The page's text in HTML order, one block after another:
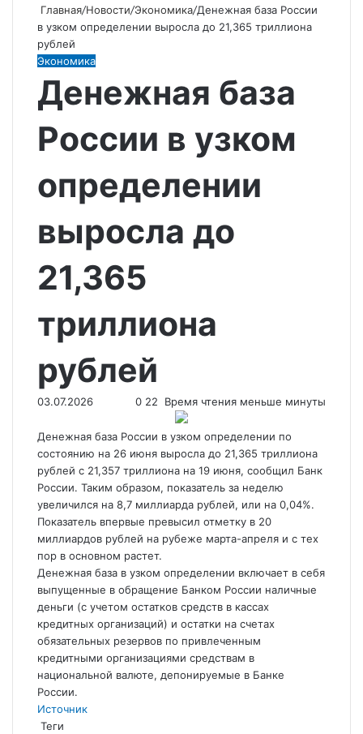
Главная/Новости/Экономика/Денежная база России
в узком определении выросла до 21,365 триллиона
рублей
Экономика
Денежная база
России в узком
определении
выросла до
21,365
триллиона
рублей
03.07.2026 0 22 Время чтения меньше минуты
Денежная база России в узком определении по
состоянию на 26 июня выросла до 21,365 триллиона
рублей с 21,357 триллиона на 19 июня, сообщил Банк
России. Таким образом, показатель за неделю
увеличился на 8,7 миллиарда рублей, или на 0,04%.
Показатель впервые превысил отметку в 20
миллиардов рублей на рубеже марта-апреля и с тех
пор в основном растет.
Денежная база в узком определении включает в себя
выпущенные в обращение Банком России наличные
деньги (с учетом остатков средств в кассах
кредитных организаций) и остатки на счетах
обязательных резервов по привлеченным
кредитными организациями средствам в
национальной валюте, депонируемые в Банке
России.
Источник
Теги